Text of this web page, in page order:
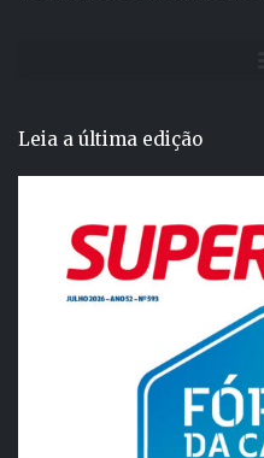
Leia a última edição